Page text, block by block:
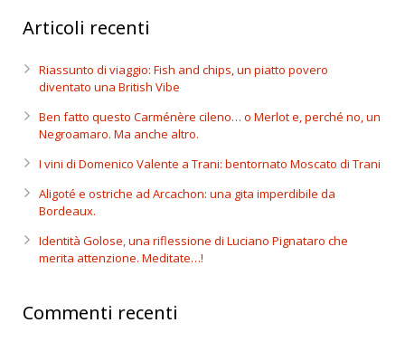
Articoli recenti
Riassunto di viaggio: Fish and chips, un piatto povero
diventato una British Vibe
Ben fatto questo Carménère cileno… o Merlot e, perché no, un
Negroamaro. Ma anche altro.
I vini di Domenico Valente a Trani: bentornato Moscato di Trani
Aligoté e ostriche ad Arcachon: una gita imperdibile da
Bordeaux.
Identità Golose, una riflessione di Luciano Pignataro che
merita attenzione. Meditate…!
Commenti recenti